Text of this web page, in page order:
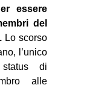
essere
del
Lo scorso
l’unico
di
alle